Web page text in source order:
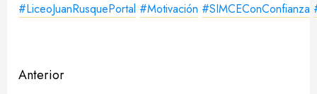
#LiceoJuanRusquePortal #Motivación #SIMCEConConfianza
Navegación
Anterior